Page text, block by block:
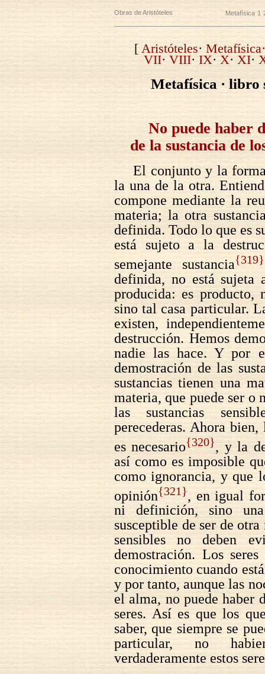
Obras de Aristóteles Metafísica 1
[ Aristóteles·
VII· VIII·IX·X·XI·
Metafísica · libro
No puede haber
de la sustancia de
El conjunto y la
la una de la otra.
compone mediante la
materia; la otra
definida. Todo lo que es
está sujeto a la
semejante sustancia{319}
definida, no está sujeta
producida: es producto,
sino tal casa particular.
existen,
destrucción. Hemos
nadie las hace. Y por
demostración de las
sustancias tienen una
materia, que puede ser o
las sustancias
perecederas. Ahora
es necesario{320}, y la
así como es imposible
como ignorancia, y que
opinión{321}, en igual
ni definición, sino
susceptible de ser de
sensibles no deben
demostración. Los
conocimiento cuando
y por tanto, aunque las
el alma, no puede haber
seres. Así es que los
saber, que siempre se
particular, no
verdaderamente estos